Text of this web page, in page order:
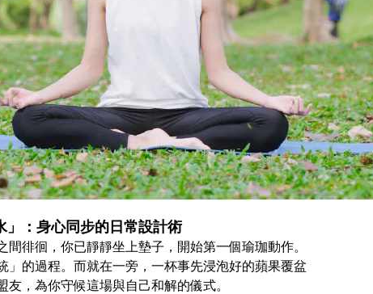
」：身⼼同步的⽇常設計術
徘徊，你已靜靜坐上墊⼦，開始第⼀個瑜珈動作。
」的過程。⽽就在⼀旁，⼀杯事先浸泡好的蘋果覆盆
，為你守候這場與⾃⼰和解的儀式。